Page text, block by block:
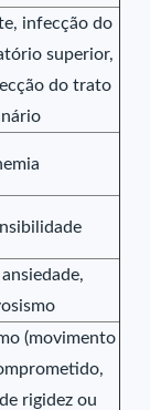
infecção do
superior,
do trato
ansiedade,
(movimento
rigidez ou